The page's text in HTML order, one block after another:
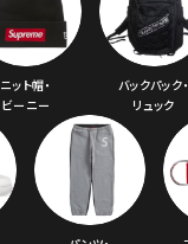
ニット帽・
ビーニー
バックパック・
リュック